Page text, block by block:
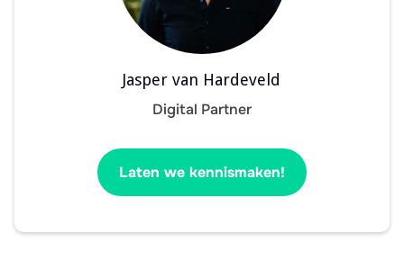
Jasper van Hardeveld
Digital Partner
Laten we kennismaken!